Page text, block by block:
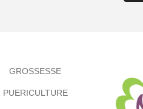
GROSSESSE
PUERICULTURE